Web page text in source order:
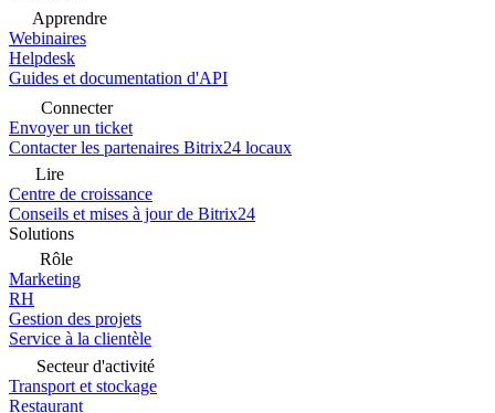
Apprendre
Webinaires
Helpdesk
Guides et documentation d'API
Connecter
Envoyer un ticket
Contacter les partenaires Bitrix24 locaux
Lire
Centre de croissance
Conseils et mises à jour de Bitrix24
Solutions
Rôle
Marketing
RH
Gestion des projets
Service à la clientèle
Secteur d'activité
Transport et stockage
Restaurant